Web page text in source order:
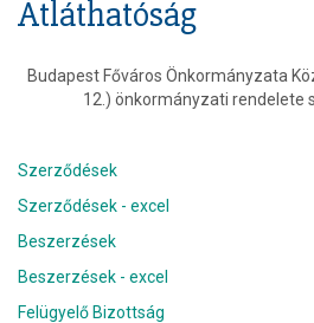
Átláthatóság
Budapest Főváros Önkormányzata
12.) önkormányzati rendelete
Szerződések
Szerződések - excel
Beszerzések
Beszerzések - excel
Felügyelő Bizottság